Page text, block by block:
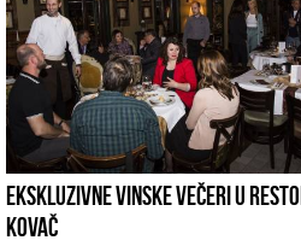
EKSKLUZIVNE VINSKE VEČERI U
KOVAČ